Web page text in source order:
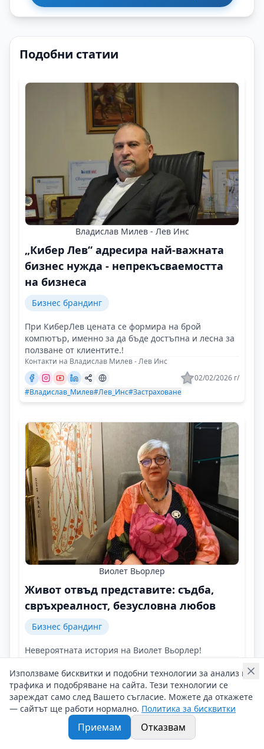
Подобни статии
Владислав Милев - Лев Инс
„Кибер Лев“ адресира най-важната
бизнес нужда - непрекъсваемостта
на бизнеса
Бизнес брандинг
При КиберЛев цената се формира на брой
компютър, именно за да бъде достъпна и лесна за
ползване от клиентите.!
Контакти на Владислав Милев - Лев Инс
02/02/2026 г/
#Владислав_Милев#Лев_Инс#Застраховане
Виолет Вьорлер
Живот отвъд представите: съдба,
свръхреалност, безусловна любов
Бизнес брандинг
Невероятната история на Виолет Вьорлер!
Контакти на Виолет Вьорлер
18/02/2026 г/
#Виолет_Вьорлер
#Сажитариус #Биоенергетичен_терапевт
Използваме бисквитки и подобни технологии за анализ на
трафика и подобряване на сайта. Тези технологии се
зареждат само след Вашето съгласие. Можете да откажете
— сайтът ще работи нормално. Политика за бисквитки
Приемам Отказвам